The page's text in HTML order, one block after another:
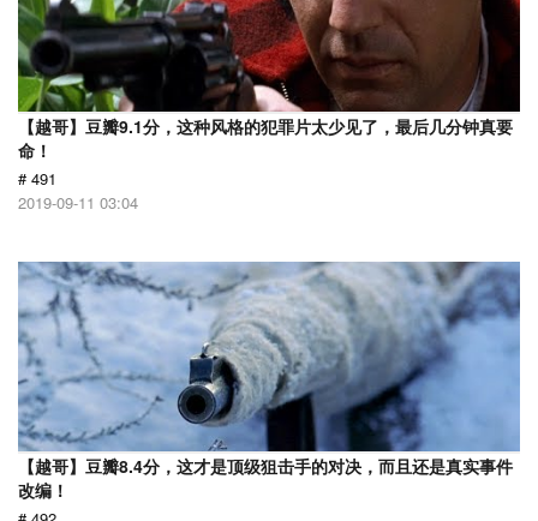
【越哥】豆瓣9.1分，这种风格的犯罪片太少见了，最后几分钟真要
命！
# 491
2019-09-11 03:04
【越哥】豆瓣8.4分，这才是顶级狙击手的对决，而且还是真实事件
改编！